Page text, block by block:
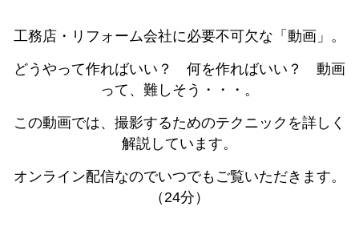
工務店・リフォーム会社に必要不可欠な「動画」。
どうやって作ればいい？ 何を作ればいい？ 動画
って、難しそう・・・。
この動画では、撮影するためのテクニックを詳しく
解説しています。
オンライン配信なのでいつでもご覧いただきます。
（24分）